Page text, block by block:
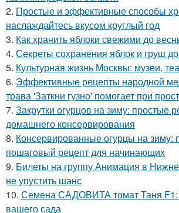
2. Простые и эффективные способы
наслаждайтесь вкусом круглый год
3. Как хранить яблоки свежими до
4. Секреты сохранения яблок и груш
5. Культурная жизнь Москвы: музеи,
6. Эффективные рецепты народной
трава 'Заткни гузно' помогает при
7. Закрутки огурцов на зиму: простые
домашнего консервирования
8. Консервированные огурцы на зиму:
пошаговый рецепт для начинающих
9. Билеты на группу Анимация в
не упустить шанс
10. Семена САДОВИТА томат Таня F1:
вашего сада